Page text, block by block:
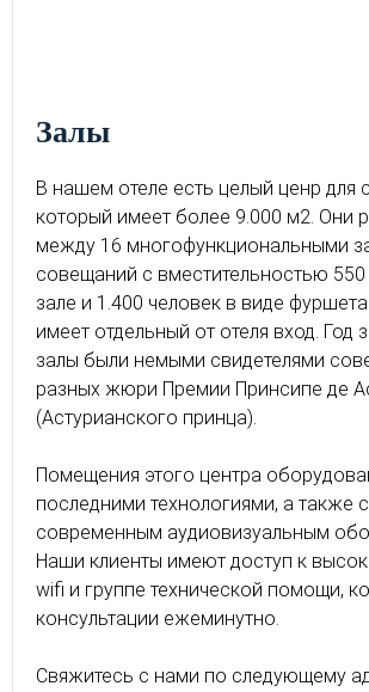
Залы
В нашем отеле есть целый ценр для
который имеет более 9.000 м2. Они
между 16 многофункциональными
совещаний с вместительностью 550
зале и 1.400 человек в виде
имеет отдельный от отеля вход. Год
залы были немыми свидетелями
разных жюри Премии Принсипе де
(Астурианского принца).
Помещения этого центра
последними технологиями, а также
современным аудиовизуальным
Наши клиенты имеют доступ к
wifi и группе технической помощи,
консультации ежеминутно.
Свяжитесь с нами по следующему